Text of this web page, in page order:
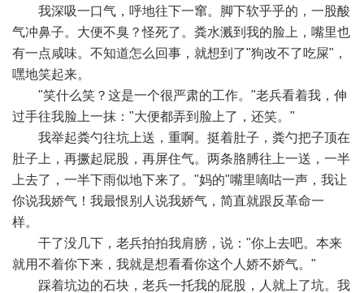
我深吸一口气，呼地往下一窜。脚下软乎乎的，一股酸
气冲鼻子。大便不臭？怪死了。粪水溅到我的脸上，嘴里也
有一点咸味。不知道怎么回事，就想到了"狗改不了吃屎"，
嘿地笑起来。
"笑什么笑？这是一个很严肃的工作。"老兵看着我，伸
过手往我脸上一抹："大便都弄到脸上了，还笑。"
我举起粪勺往坑上送，重啊。挺着肚子，粪勺把子顶在
肚子上，再撅起屁股，再屏住气。两条胳膊往上一送，一半
上去了，一半下雨似地下来了。"妈的"嘴里嘀咕一声，我让
你说我娇气！我最恨别人说我娇气，简直就跟反革命一
样。
干了没几下，老兵拍拍我肩膀，说："你上去吧。本来
就用不着你下来，我就是想看看你这个人娇不娇气。"
踩着坑边的石块，老兵一托我的屁股，人就上了坑。我